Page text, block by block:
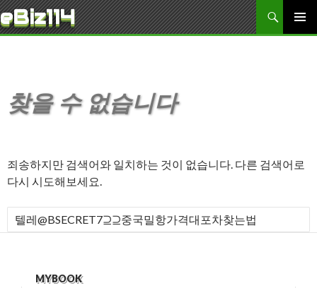
eBiz114
검색
주 메뉴
콘텐츠로 바로가기
찾을 수 없습니다
죄송하지만 검색어와 일치하는 것이 없습니다. 다른 검색어로
다시 시도해보세요.
다음 검색:
MYBOOK